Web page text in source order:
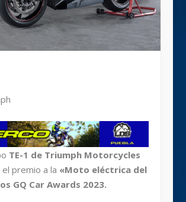
TE-1 de Triumph Motorcycles
premio a la «Moto eléctrica del
GQ Car Awards 2023.